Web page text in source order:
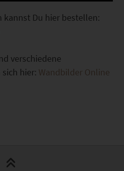
kannst Du hier bestellen:
verschiedene
hier: Wandbilder Online